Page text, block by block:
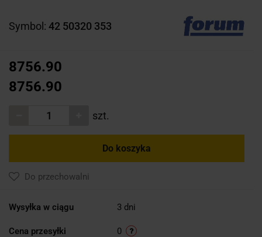
Symbol: 42 50320 353
8756.90
8756.90
szt.
Do koszyka
Do przechowalni
Wysyłka w ciągu 3 dni
Cena przesyłki 0